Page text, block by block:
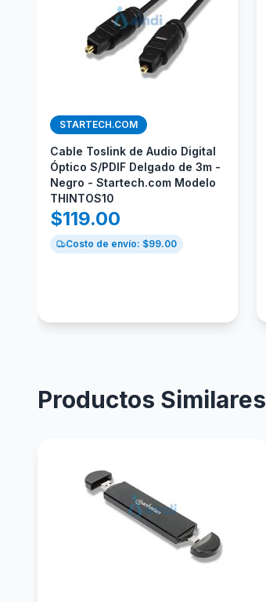
STARTECH.COM
Cable Toslink de Audio Digital
Óptico S/PDIF Delgado de 3m -
Negro - Startech.com Modelo
THINTOS10
$119.00
Costo de envío: $99.00
Productos Similares